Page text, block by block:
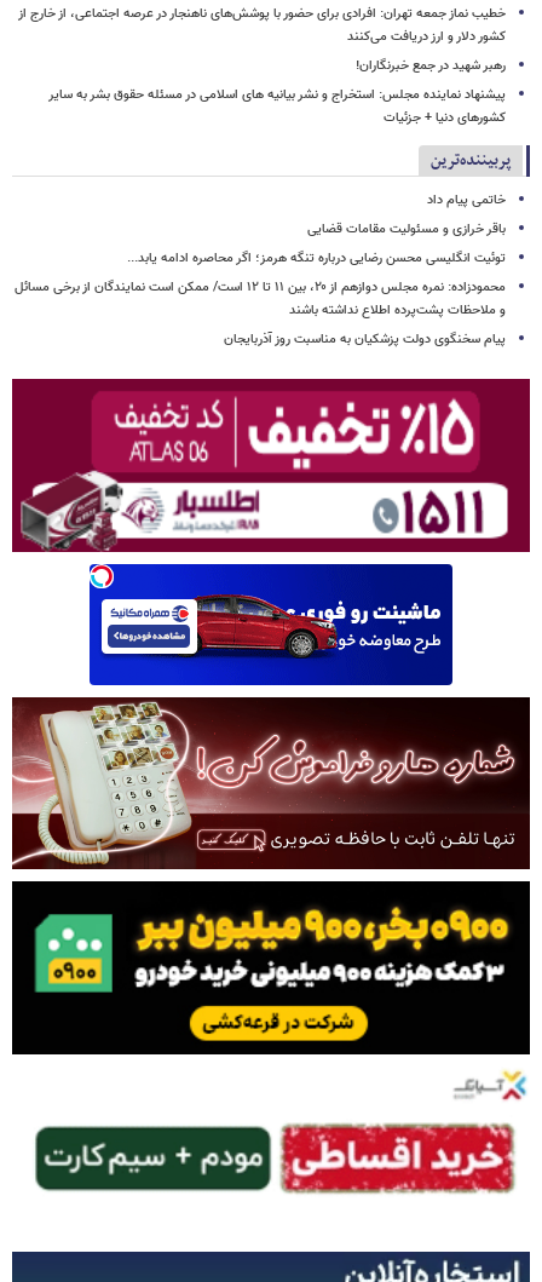
خطیب نماز جمعه تهران: افرادی برای حضور با پوشش‌های ناهنجار در عرصه اجتماعی، از خارج از
کشور دلار و ارز دریافت می‌کنند
رهبر شهید در جمع خبرنگاران!
پیشنهاد نماینده مجلس: استخراج و نشر بیانیه های اسلامی در مسئله حقوق بشر به سایر
کشورهای دنیا + جزئیات
پربیننده‌ترین
خاتمی پیام داد
باقر خرازی و مسئولیت مقامات قضایی
توئیت انگلیسی محسن رضایی درباره تنگه هرمز؛ اگر محاصره ادامه یابد...
محمودزاده: نمره مجلس دوازهم از ۲۰، بین ۱۱ تا ۱۲ است/ ممکن است نمایندگان از برخی مسائل
و ملاحظات پشت‌پرده اطلاع نداشته باشند
پیام سخنگوی دولت پزشکیان به مناسبت روز آذربایجان